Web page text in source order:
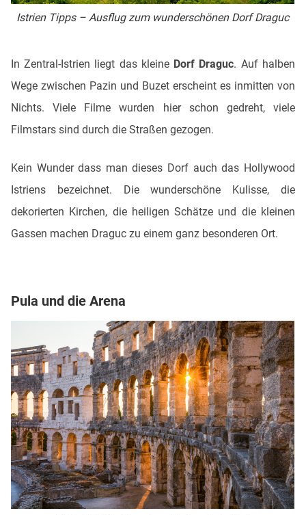
Istrien Tipps – Ausflug zum wunderschönen Dorf Draguc
In Zentral-Istrien liegt das kleine Dorf Draguc. Auf halben
Wege zwischen Pazin und Buzet erscheint es inmitten von
Nichts. Viele Filme wurden hier schon gedreht, viele
Filmstars sind durch die Straßen gezogen.
Kein Wunder dass man dieses Dorf auch das Hollywood
Istriens bezeichnet. Die wunderschöne Kulisse, die
dekorierten Kirchen, die heiligen Schätze und die kleinen
Gassen machen Draguc zu einem ganz besonderen Ort.
Pula und die Arena